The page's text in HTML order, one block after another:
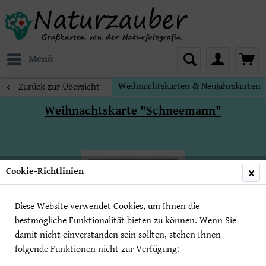
Menü
Zurück zur Übersicht Weihnachtskarten & Neujahrskarten
Weihnachtskarte "Schneemann"
Cookie-Richtlinien
Diese Website verwendet Cookies, um Ihnen die
bestmögliche Funktionalität bieten zu können. Wenn Sie
damit nicht einverstanden sein sollten, stehen Ihnen
folgende Funktionen nicht zur Verfügung: